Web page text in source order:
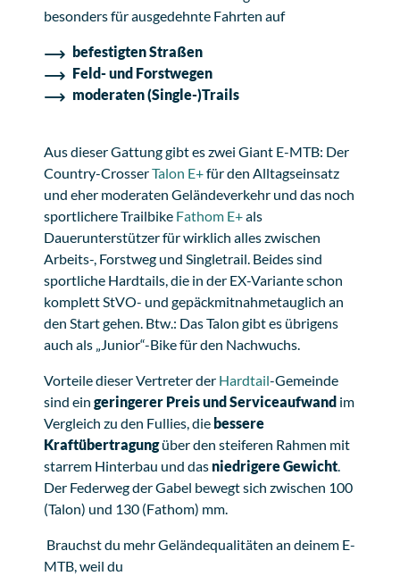
besonders für ausgedehnte Fahrten auf
befestigten Straßen
Feld- und Forstwegen
moderaten (Single-)Trails
Aus dieser Gattung gibt es zwei Giant E-MTB: Der
Country-CrosserTalon E+für den Alltagseinsatz
und eher moderaten Geländeverkehr und das noch
sportlichere Trailbike Fathom E+als
Dauerunterstützer für wirklich alles zwischen
Arbeits-, Forstweg und Singletrail. Beides sind
sportliche Hardtails, die in der EX-Variante schon
komplett StVO- und gepäckmitnahmetauglich an
den Start gehen. Btw.: Das Talon gibt es übrigens
auch als „Junior“-Bike für den Nachwuchs.
Vorteile dieser Vertreter der Hardtail-Gemeinde
sind ein geringerer Preis und Serviceaufwand im
Vergleich zu den Fullies, die bessere
Kraftübertragungüber den steiferen Rahmen mit
starrem Hinterbau und das niedrigere Gewicht.
Der Federweg der Gabel bewegt sich zwischen 100
(Talon) und 130 (Fathom) mm.
Brauchst du mehr Geländequalitäten an deinem E-
MTB, weil du